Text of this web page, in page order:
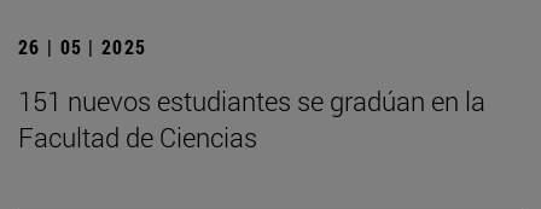
26 | 05 | 2025
151 nuevos estudiantes se gradúan en la
Facultad de Ciencias